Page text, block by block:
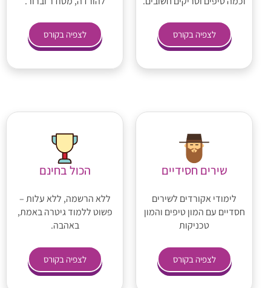
לצפיה בקורס לצפיה בקורס
שירים חסידיים
לימודי אקורדים לשירים
חסדיים עם המון טיפים והמון
טכניקות
לצפיה בקורס
הכול בחינם
ללא הרשמה, ללא עלות –
פשוט ללמוד גיטרה באמת,
באהבה.
לצפיה בקורס